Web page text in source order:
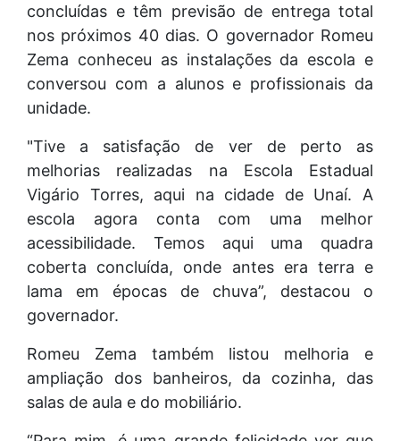
concluídas e têm previsão de entrega total
nos próximos 40 dias. O governador Romeu
Zema conheceu as instalações da escola e
conversou com a alunos e profissionais da
unidade.
"Tive a satisfação de ver de perto as
melhorias realizadas na Escola Estadual
Vigário Torres, aqui na cidade de Unaí. A
escola agora conta com uma melhor
acessibilidade. Temos aqui uma quadra
coberta concluída, onde antes era terra e
lama em épocas de chuva”, destacou o
governador.
Romeu Zema também listou melhoria e
ampliação dos banheiros, da cozinha, das
salas de aula e do mobiliário.